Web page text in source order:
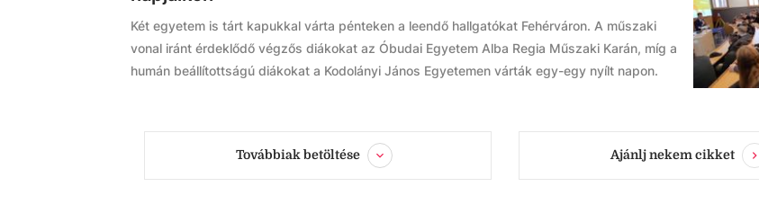
Két egyetem is tárt kapukkal várta pénteken a leendő hallgatókat Fehérváron. A műszaki
vonal iránt érdeklődő végzős diákokat az Óbudai Egyetem Alba Regia Műszaki Karán, míg a
humán beállítottságú diákokat a Kodolányi János Egyetemen várták egy-egy nyílt napon.
Továbbiak betöltése Ajánlj nekem cikket